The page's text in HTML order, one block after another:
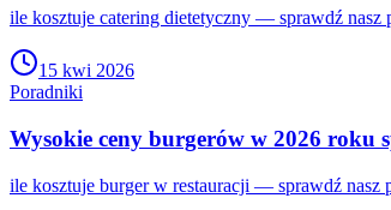
ile kosztuje catering dietetyczny — sprawdź nasz
15 kwi 2026
Poradniki
Wysokie ceny burgerów w 2026 roku
ile kosztuje burger w restauracji — sprawdź nasz